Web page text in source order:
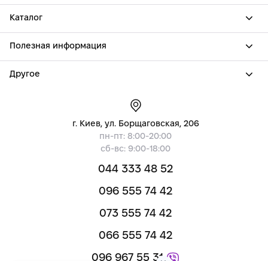
Каталог
Полезная информация
Другое
г. Киев, ул. Борщаговская, 206
пн-пт: 8:00-20:00
сб-вс: 9:00-18:00
044 333 48 52
096 555 74 42
073 555 74 42
066 555 74 42
096 967 55 31